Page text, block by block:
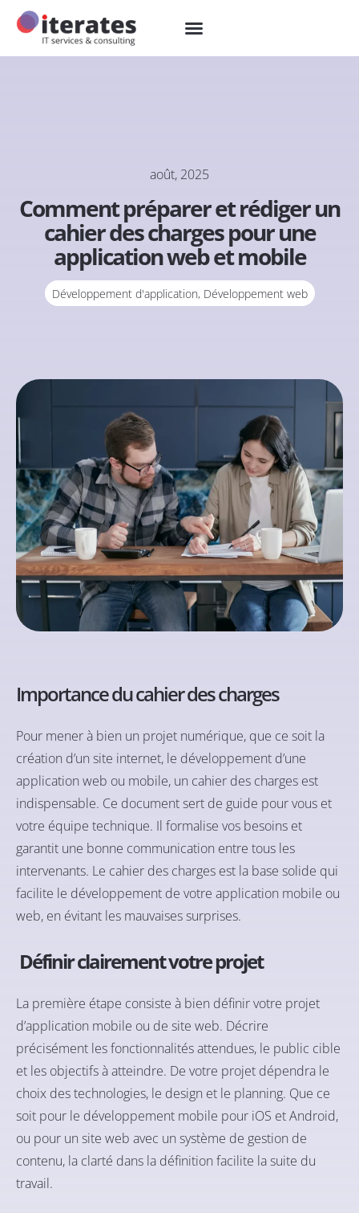
août, 2025
Comment préparer et rédiger un
cahier des charges pour une
application web et mobile
Développement d'application, Développement web
Importance du cahier des charges
Pour mener à bien un projet numérique, que ce soit la
création d’un site internet, le développement d’une
application web ou mobile, un cahier des charges est
indispensable. Ce document sert de guide pour vous et
votre équipe technique. Il formalise vos besoins et
garantit une bonne communication entre tous les
intervenants. Le cahier des charges est la base solide qui
facilite le développement de votre application mobile ou
web, en évitant les mauvaises surprises.
Définir clairement votre projet
La première étape consiste à bien définir votre projet
d’application mobile ou de site web. Décrire
précisément les fonctionnalités attendues, le public cible
et les objectifs à atteindre. De votre projet dépendra le
choix des technologies, le design et le planning. Que ce
soit pour le développement mobile pour iOS et Android,
ou pour un site web avec un système de gestion de
contenu, la clarté dans la définition facilite la suite du
travail.